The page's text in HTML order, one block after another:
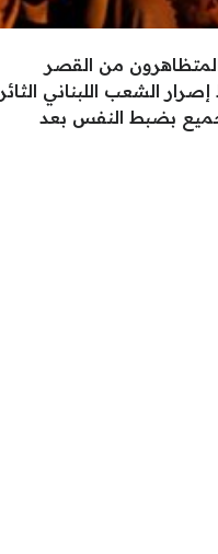
من القصر
الشعب اللبناني الثائر
بضبط النفس بعد